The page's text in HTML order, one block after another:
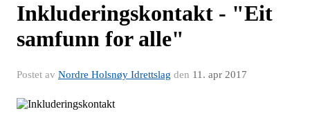
Inkluderingskontakt - "Eit
samfunn for alle"
Postet av Nordre Holsnøy Idrettslag den 11. apr 2017